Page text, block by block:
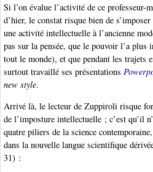
Si l’on évalue l’activité de ce professeur-
d’hier, le constat risque bien de
une activité intellectuelle à l’ancienne
pas sur la pensée, que le pouvoir l’a plus
tout le monde), et que pendant les trajets
surtout travaillé ses présentations
new style.
Arrivé là, le lecteur de Zuppiroli risque
de l’imposture intellectuelle ; c’est qu’il
quatre piliers de la science
dans la nouvelle langue scientifique
31) :